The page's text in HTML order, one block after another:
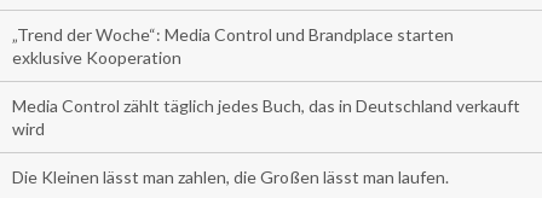
„Trend der Woche“: Media Control und Brandplace starten
exklusive Kooperation
Media Control zählt täglich jedes Buch, das in Deutschland verkauft
wird
Die Kleinen lässt man zahlen, die Großen lässt man laufen.